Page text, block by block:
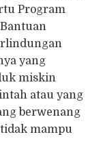
Program
yang
miskin
atau yang
berwenang
mampu